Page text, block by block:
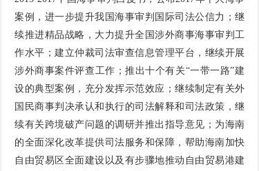
案例，进一步提升我国海事审判国际司法公信力；继
续推进精品战略，大力提升全国涉外商事海事审判工
作水平；建立仲裁司法审查信息管理平台，继续开展
涉外商事案件评查工作；推出十个有关“一带一路”建
设的典型案例，充分发挥示范效应；继续制定有关外
国民商事判决承认和执行的司法解释和司法政策，继
续有关跨境破产问题的调研并推出指导意见；为海南
的全面深化改革提供司法服务和保障，帮助海南加快
自由贸易区全面建设以及有步骤地推动自由贸易港建